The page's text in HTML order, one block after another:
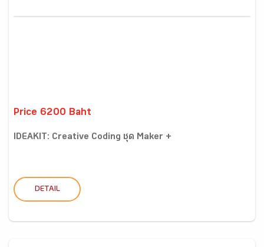
Price 6200 Baht
IDEAKIT: Creative Coding ชุด Maker +
DETAIL